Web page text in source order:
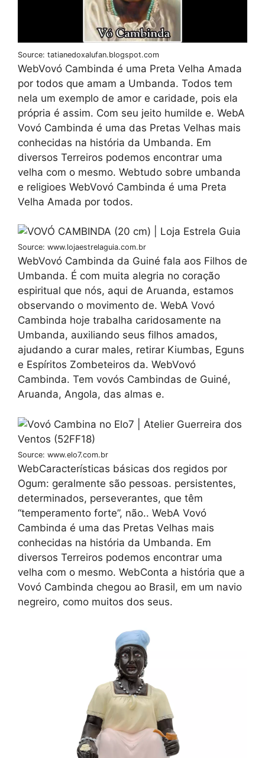
Source: tatianedoxalufan.blogspot.com
WebVovó Cambinda é uma Preta Velha Amada
por todos que amam a Umbanda. Todos tem
nela um exemplo de amor e caridade, pois ela
própria é assim. Com seu jeito humilde e. WebA
Vovó Cambinda é uma das Pretas Velhas mais
conhecidas na história da Umbanda. Em
diversos Terreiros podemos encontrar uma
velha com o mesmo. Webtudo sobre umbanda
e religioes WebVovó Cambinda é uma Preta
Velha Amada por todos.
Source: www.lojaestrelaguia.com.br
WebVovó Cambinda da Guiné fala aos Filhos de
Umbanda. É com muita alegria no coração
espiritual que nós, aqui de Aruanda, estamos
observando o movimento de. WebA Vovó
Cambinda hoje trabalha caridosamente na
Umbanda, auxiliando seus filhos amados,
ajudando a curar males, retirar Kiumbas, Eguns
e Espíritos Zombeteiros da. WebVovó
Cambinda. Tem vovós Cambindas de Guiné,
Aruanda, Angola, das almas e.
Source: www.elo7.com.br
WebCaracterísticas básicas dos regidos por
Ogum: geralmente são pessoas. persistentes,
determinados, perseverantes, que têm
“temperamento forte”, não.. WebA Vovó
Cambinda é uma das Pretas Velhas mais
conhecidas na história da Umbanda. Em
diversos Terreiros podemos encontrar uma
velha com o mesmo. WebConta a história que a
Vovó Cambinda chegou ao Brasil, em um navio
negreiro, como muitos dos seus.